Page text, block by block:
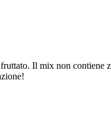
Il mix non contiene